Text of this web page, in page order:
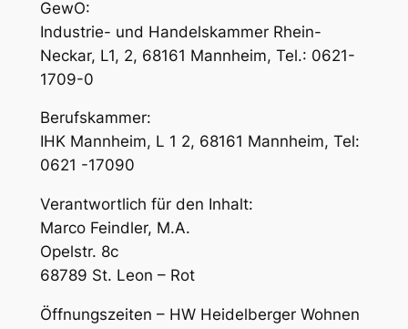
GewO:
Industrie- und Handelskammer Rhein-
Neckar, L1, 2, 68161 Mannheim, Tel.: 0621-
1709-0
Berufskammer:
IHK Mannheim, L 1 2, 68161 Mannheim, Tel:
0621 -17090
Verantwortlich für den Inhalt:
Marco Feindler, M.A.
Opelstr. 8c
68789 St. Leon – Rot
Öffnungszeiten – HW Heidelberger Wohnen